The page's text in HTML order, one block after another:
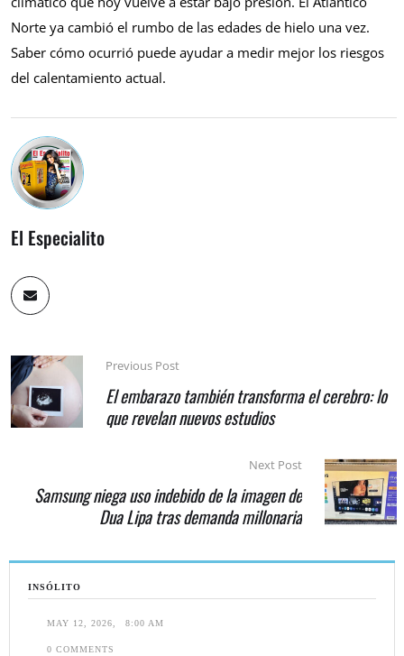
INSÓLITO
MAY 12, 2026 8:00 AM
0 COMMENTS
Norte ya cambió el rumbo de las edades de hielo una vez.
Saber cómo ocurrió puede ayudar a medir mejor los riesgos
del calentamiento actual.
El Especialito
Previous Post
El embarazo también transforma el cerebro: lo
que revelan nuevos estudios
Next Post
Samsung niega uso indebido de la imagen de
Dua Lipa tras demanda millonaria